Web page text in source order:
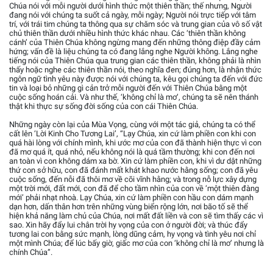
Chúa nói với mỗi người dưới hình thức một thiên thần; thế nhưng, Người
đang nói với chúng ta suốt cả ngày, mỗi ngày; Người nói trực tiếp với tâm
trí, với trái tim chúng ta thông qua sự chăm sóc và trung gian của vô số vật
chủ thiên thần dưới nhiều hình thức khác nhau. Các ‘thiên thần không
cánh’ của Thiên Chúa không ngừng mang đến những thông điệp đầy cảm
hứng; vấn đề là liệu chúng ta có đang lắng nghe Người không. Lắng nghe
tiếng nói của Thiên Chúa qua trung gian các thiên thần, không phải là nhìn
thấy hoặc nghe các thiên thần nói, theo nghĩa đen; đúng hơn, là nhận thức
ngôn ngữ tình yêu này được nói với chúng ta, kêu gọi chúng ta đến với đức
tin và loại bỏ những gì cản trở mỗi người đến với Thiên Chúa bằng một
cuộc sống hoán cải. Và như thế, ‘không chỉ là mơ’, chúng ta sẽ nên thánh
thật khi thực sự sống đời sống của con cái Thiên Chúa.
Những ngày còn lại của Mùa Vọng, cùng với một tác giả, chúng ta có thể
cất lên ‘Lời Kinh Cho Tương Lai’, “Lạy Chúa, xin cứ làm phiền con khi con
quá hài lòng với chính mình, khi ước mơ của con đã thành hiện thực vì con
đã mơ quá ít, quá nhỏ, nếu không nói là quá tầm thường; khi con đến nơi
an toàn vì con không dám xa bờ. Xin cứ làm phiền con, khi vì dư dật những
thứ con sở hữu, con đã đánh mất khát khao nước hằng sống; con đã yêu
cuộc sống, đến nỗi đã thôi mơ về cõi vĩnh hằng; và trong nỗ lực xây dựng
một trời mới, đất mới, con đã để cho tầm nhìn của con về ‘một thiên đàng
mới’ phải nhạt nhoà. Lạy Chúa, xin cứ làm phiền con hầu con dám mạnh
dạn hơn, dấn thân hơn trên những vùng biển rộng lớn, nơi bão tố sẽ thể
hiện khả năng làm chủ của Chúa, nơi mất đất liền và con sẽ tìm thấy các vì
sao. Xin hãy đẩy lui chân trời hy vọng của con ở người đời; và thúc đẩy
tương lai con bằng sức mạnh, lòng dũng cảm, hy vọng và tình yêu nơi chỉ
một mình Chúa; để lúc bấy giờ, giấc mơ của con ‘không chỉ là mơ’ nhưng là
chính Chúa”.